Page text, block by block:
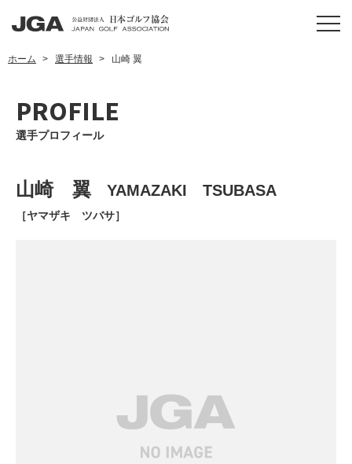
ホーム 選手情報 山崎 翼
PROFILE
選手プロフィール
山崎 翼 YAMAZAKI TSUBASA
［ヤマザキ ツバサ］